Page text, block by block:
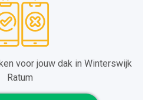
voor jouw dak in Winterswijk
Ratum